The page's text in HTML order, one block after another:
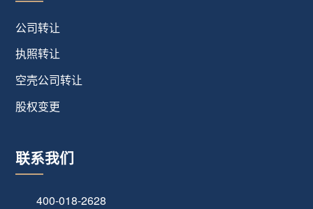
公司转让
执照转让
空壳公司转让
股权变更
联系我们
400-018-2628